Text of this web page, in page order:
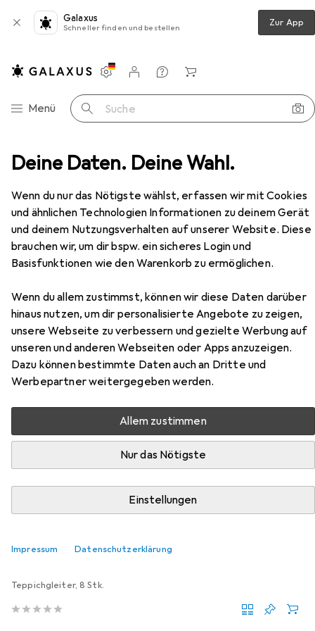
Deine Daten. Deine Wahl.
Wenn du nur das Nötigste wählst, erfassen wir mit Cookies
und ähnlichen Technologien Informationen zu deinem Gerät
und deinem Nutzungsverhalten auf unserer Website. Diese
brauchen wir, um dir bspw. ein sicheres Login und
Basisfunktionen wie den Warenkorb zu ermöglichen.
Wenn du allem zustimmst, können wir diese Daten darüber
hinaus nutzen, um dir personalisierte Angebote zu zeigen,
unsere Webseite zu verbessern und gezielte Werbung auf
unseren und anderen Webseiten oder Apps anzuzeigen.
Dazu können bestimmte Daten auch an Dritte und
Werbepartner weitergegeben werden.
Allem zustimmen
Nur das Nötigste
Einstellungen
Impressum Datenschutzerklärung
Galaxus
Schneller finden und bestellen Zur App
Navigation nach Kategorien
Menü Suche
Einstellungen
Kundenkonto
Vergleichslisten
Merklisten
Warenkorb
Couchtisch + Beistelltisch Paperflow Coraline
EUR
126,48
PaperflowCoraline
40 x 57 cm
Zubehör für Paperflow Coraline
Hier findest du passendes Zubehör zum Produkt
Paperflow Coraline aus der Kategorie Möbelgleiter +
EUR
9,41 EUR
1,18/1Stk.
Teppichgleiter, 8 Stk.